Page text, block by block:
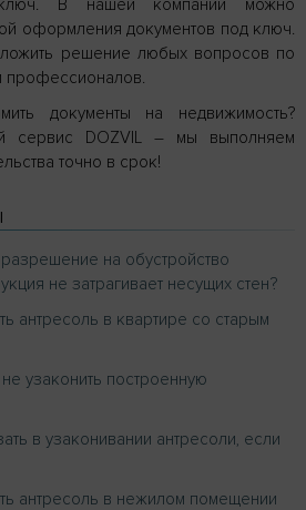
В нашей компании можно
оформления документов под ключ.
решение любых вопросов по
профессионалов.
документы на недвижимость?
сервис DOZVIL – мы выполняем
точно в срок!
на обустройство
не затрагивает несущих стен?
антресоль в квартире со старым
узаконить построенную
в узаконивании антресоли, если
антресоль в нежилом помещении